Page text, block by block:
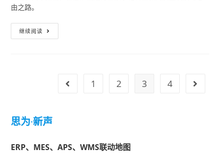
由之路。
继续阅读
1 2 3 4
思为·新声
ERP、MES、APS、WMS联动地图